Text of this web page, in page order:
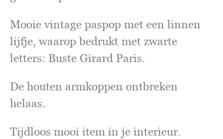
Mooie vintage paspop met een linnen
lijfje, waarop bedrukt met zwarte
letters: Buste Girard Paris.
De houten armkoppen ontbreken
helaas.
Tijdloos mooi item in je interieur.